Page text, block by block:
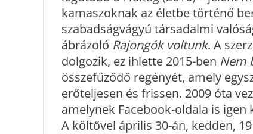
kamaszoknak az életbe történő
szabadságvágyú társadalmi
ábrázoló Rajongók voltunk. A
dolgozik, ez ihlette 2015-ben Nem
összefűződő regényét, amely
erőteljesen és frissen. 2009 óta
amelynek Facebook-oldala is igen
A költővel április 30-án, kedden,